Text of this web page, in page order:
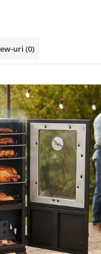
uri (0)